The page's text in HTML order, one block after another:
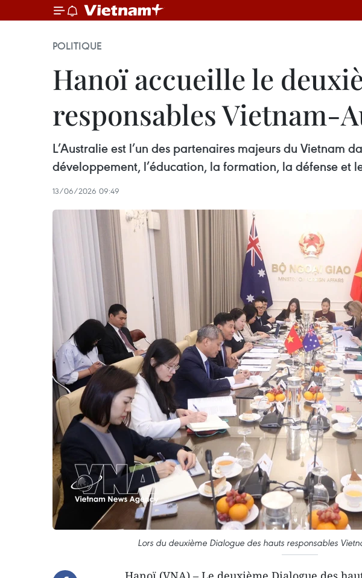
POLITIQUE
Hanoï accueille le
responsables Vietnam-
L’Australie est l’un des partenaires majeurs du
développement, l’éducation, la formation, la défense et
13/06/2026 09:49
Lors du deuxième Dialogue des hauts responsables